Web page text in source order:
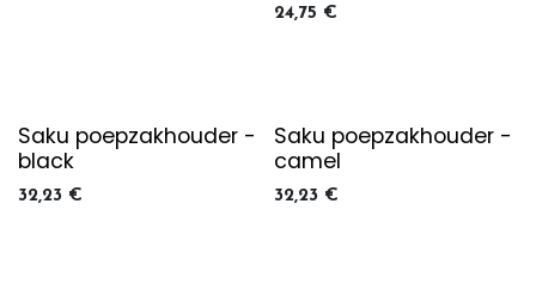
24,75 €
Saku poepzakhouder -
black
32,23 €
Saku poepzakhouder -
camel
32,23 €